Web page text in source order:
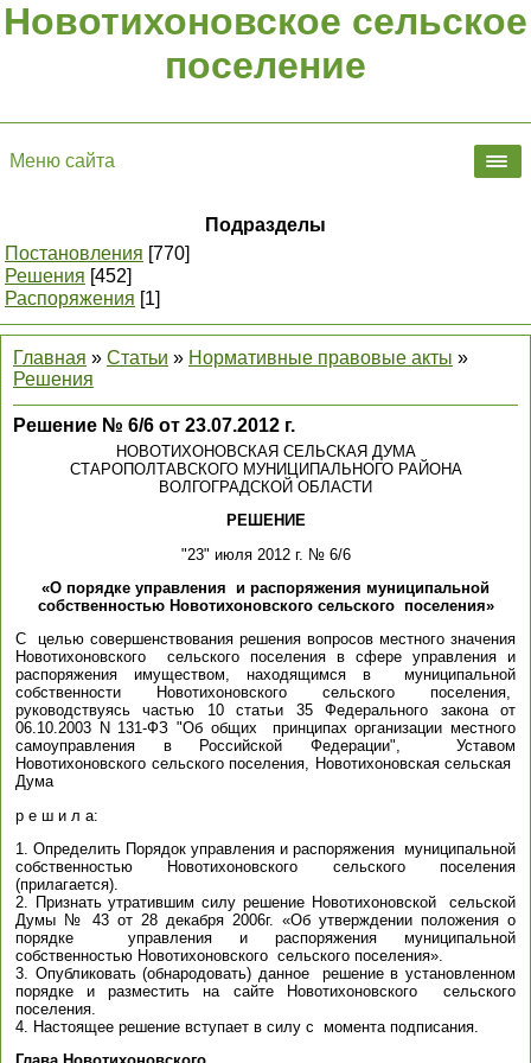
Новотихоновское сельское
поселение
Меню сайта
Подразделы
Постановления [770]
Решения [452]
Распоряжения [1]
Главная » Статьи » Нормативные правовые акты »
Решения
Решение № 6/6 от 23.07.2012 г.
НОВОТИХОНОВСКАЯ СЕЛЬСКАЯ ДУМА
СТАРОПОЛТАВСКОГО МУНИЦИПАЛЬНОГО РАЙОНА
ВОЛГОГРАДСКОЙ ОБЛАСТИ
РЕШЕНИЕ
"23" июля 2012 г. № 6/6
«О порядке управления и распоряжения муниципальной
собственностью Новотихоновского сельского поселения»
С целью совершенствования решения вопросов местного значения
Новотихоновского сельского поселения в сфере управления и
распоряжения имуществом, находящимся в муниципальной
собственности Новотихоновского сельского поселения,
руководствуясь частью 10 статьи 35 Федерального закона от
06.10.2003 N 131-ФЗ "Об общих принципах организации местного
самоуправления в Российской Федерации", Уставом
Новотихоновского сельского поселения, Новотихоновская сельская
Дума
р е ш и л а:
1. Определить Порядок управления и распоряжения муниципальной
собственностью Новотихоновского сельского поселения
(прилагается).
2. Признать утратившим силу решение Новотихоновской сельской
Думы № 43 от 28 декабря 2006г. «Об утверждении положения о
порядке управления и распоряжения муниципальной
собственностью Новотихоновского сельского поселения».
3. Опубликовать (обнародовать) данное решение в установленном
порядке и разместить на сайте Новотихоновского сельского
поселения.
4. Настоящее решение вступает в силу с момента подписания.